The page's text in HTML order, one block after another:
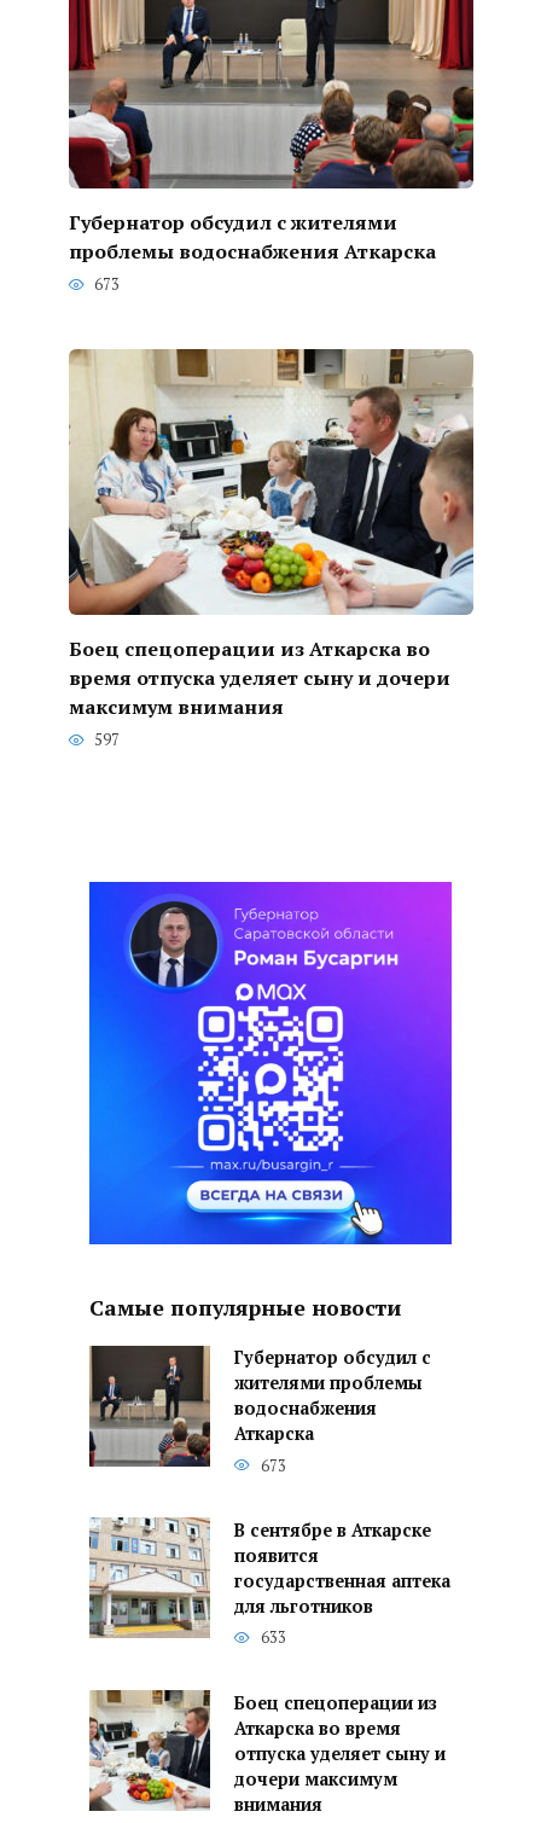
Губернатор обсудил с жителями
проблемы водоснабжения Аткарска
673
Боец спецоперации из Аткарска во
время отпуска уделяет сыну и дочери
максимум внимания
597
Самые популярные новости
Губернатор обсудил с
жителями проблемы
водоснабжения
Аткарска
673
В сентябре в Аткарске
появится
государственная аптека
для льготников
633
Боец спецоперации из
Аткарска во время
отпуска уделяет сыну и
дочери максимум
внимания